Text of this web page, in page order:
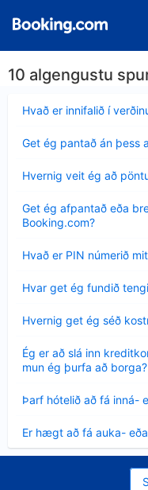
10 algengustu
Hvað er innifalið í
sýnt
Get ég pantað án þess
sýnt
Hvernig veit ég að
sýnt
Get ég afpantað eða
Booking.com?
sýnt
Hvað er PIN númerið
sýnt
Hvar get ég fundið
sýnt
Hvernig get ég séð
sýnt
Ég er að slá inn
mun ég þurfa að borga?
Minna
sýnt
Þarf hótelið að fá inná-
sýnt
Er hægt að fá auka-
sýnt